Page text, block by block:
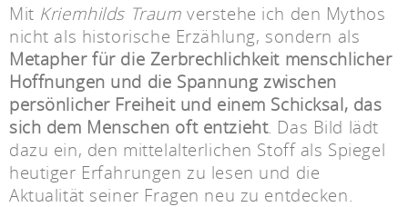
Mit Kriemhilds Traum verstehe ich den Mythos
nicht als historische Erzählung, sondern als
Metapher für die Zerbrechlichkeit menschlicher
Hoffnungen und die Spannung zwischen
persönlicher Freiheit und einem Schicksal, das
sich dem Menschen oft entzieht. Das Bild lädt
dazu ein, den mittelalterlichen Stoff als Spiegel
heutiger Erfahrungen zu lesen und die
Aktualität seiner Fragen neu zu entdecken.